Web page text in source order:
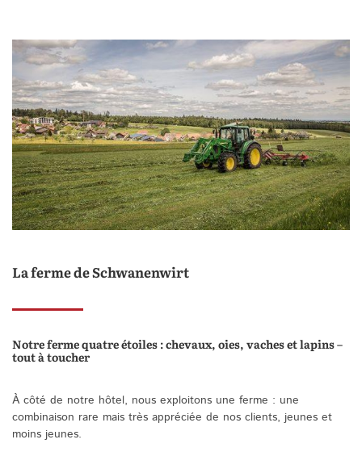
La ferme de Schwanenwirt
Notre ferme quatre étoiles : chevaux, oies, vaches et lapins –
tout à toucher
À côté de notre hôtel, nous exploitons une ferme : une
combinaison rare mais très appréciée de nos clients, jeunes et
moins jeunes.